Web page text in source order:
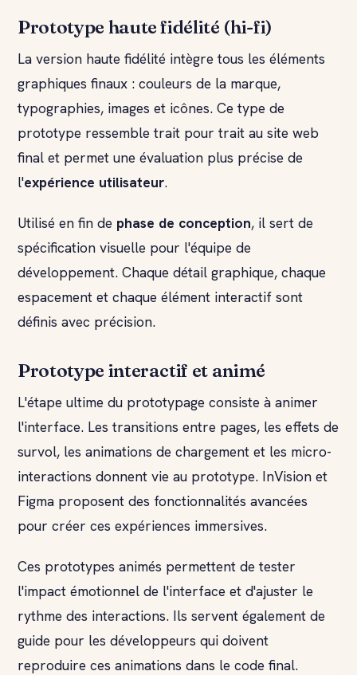
Prototype haute fidélité (hi-fi)
La version haute fidélité intègre tous les éléments
graphiques finaux : couleurs de la marque,
typographies, images et icônes. Ce type de
prototype ressemble trait pour trait au site web
final et permet une évaluation plus précise de
l'expérience utilisateur.
Utilisé en fin de phase de conception, il sert de
spécification visuelle pour l'équipe de
développement. Chaque détail graphique, chaque
espacement et chaque élément interactif sont
définis avec précision.
Prototype interactif et animé
L'étape ultime du prototypage consiste à animer
l'interface. Les transitions entre pages, les effets de
survol, les animations de chargement et les micro-
interactions donnent vie au prototype. InVision et
Figma proposent des fonctionnalités avancées
pour créer ces expériences immersives.
Ces prototypes animés permettent de tester
l'impact émotionnel de l'interface et d'ajuster le
rythme des interactions. Ils servent également de
guide pour les développeurs qui doivent
reproduire ces animations dans le code final.